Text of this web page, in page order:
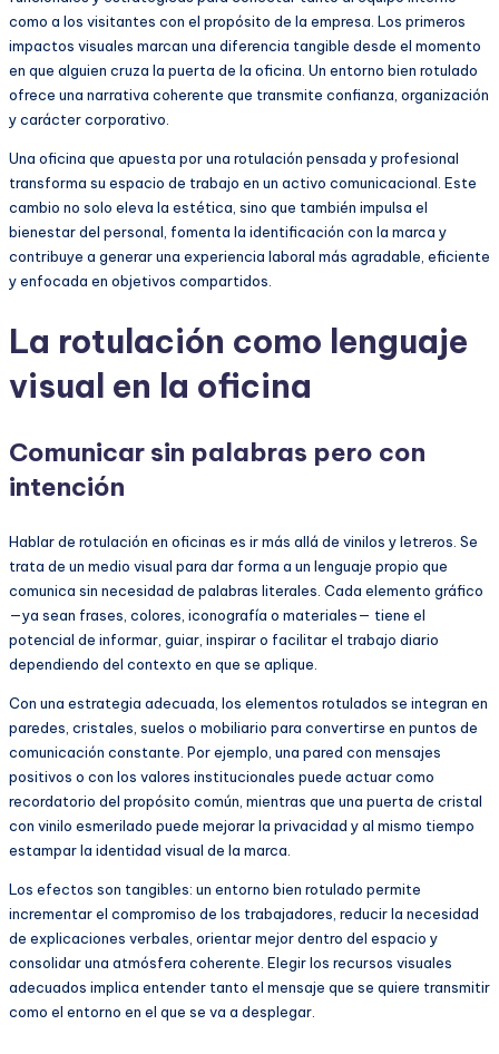
como a los visitantes con el propósito de la empresa. Los primeros
impactos visuales marcan una diferencia tangible desde el momento
en que alguien cruza la puerta de la oficina. Un entorno bien rotulado
ofrece una narrativa coherente que transmite confianza, organización
y carácter corporativo.
Una oficina que apuesta por una rotulación pensada y profesional
transforma su espacio de trabajo en un activo comunicacional. Este
cambio no solo eleva la estética, sino que también impulsa el
bienestar del personal, fomenta la identificación con la marca y
contribuye a generar una experiencia laboral más agradable, eficiente
y enfocada en objetivos compartidos.
La rotulación como lenguaje
visual en la oficina
Comunicar sin palabras pero con
intención
Hablar de rotulación en oficinas es ir más allá de vinilos y letreros. Se
trata de un medio visual para dar forma a un lenguaje propio que
comunica sin necesidad de palabras literales. Cada elemento gráfico
—ya sean frases, colores, iconografía o materiales— tiene el
potencial de informar, guiar, inspirar o facilitar el trabajo diario
dependiendo del contexto en que se aplique.
Con una estrategia adecuada, los elementos rotulados se integran en
paredes, cristales, suelos o mobiliario para convertirse en puntos de
comunicación constante. Por ejemplo, una pared con mensajes
positivos o con los valores institucionales puede actuar como
recordatorio del propósito común, mientras que una puerta de cristal
con vinilo esmerilado puede mejorar la privacidad y al mismo tiempo
estampar la identidad visual de la marca.
Los efectos son tangibles: un entorno bien rotulado permite
incrementar el compromiso de los trabajadores, reducir la necesidad
de explicaciones verbales, orientar mejor dentro del espacio y
consolidar una atmósfera coherente. Elegir los recursos visuales
adecuados implica entender tanto el mensaje que se quiere transmitir
como el entorno en el que se va a desplegar.